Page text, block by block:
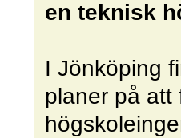
en teknisk
I Jönköping
planer på att